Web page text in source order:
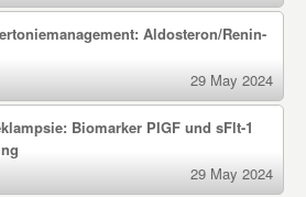
Aldosteron/Renin-
29 May 2024
Biomarker PIGF und sFlt-1
29 May 2024